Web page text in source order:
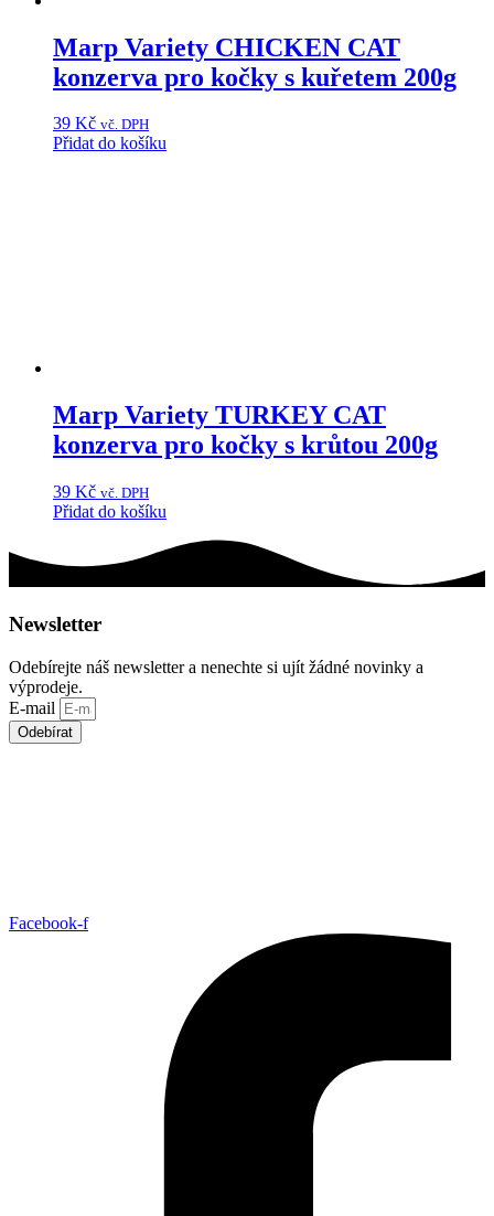
Marp Variety CHICKEN CAT
konzerva pro kočky s kuřetem 200g
39 Kč vč. DPH
Přidat do košíku
Marp Variety TURKEY CAT
konzerva pro kočky s krůtou 200g
39 Kč vč. DPH
Přidat do košíku
Newsletter
Odebírejte náš newsletter a nenechte si ujít žádné novinky a
výprodeje.
E-mail
Odebírat
Facebook-f